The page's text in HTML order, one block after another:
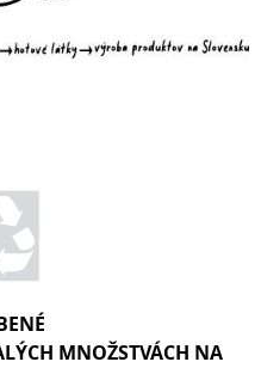
MNOŽSTVÁCH NA